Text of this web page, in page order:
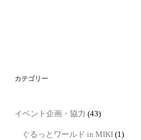
カテゴリー
イベント企画・協力 (43)
ぐるっとワールド in MIKI (1)